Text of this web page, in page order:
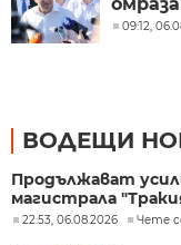
09:12,
ВОДЕЩИ
Продължават
магистрала
22:53, 06.08.2026 Чете